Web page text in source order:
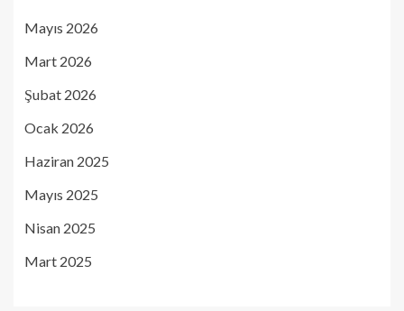
Mayıs 2026
Mart 2026
Şubat 2026
Ocak 2026
Haziran 2025
Mayıs 2025
Nisan 2025
Mart 2025